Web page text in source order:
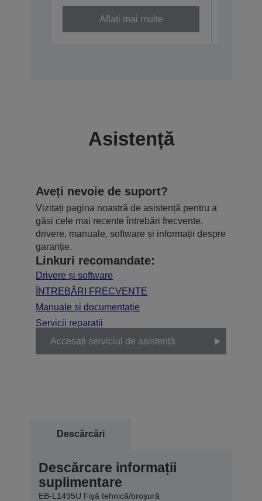
Aflați mai multe
Asistență
Aveți nevoie de suport?
Vizitați pagina noastră de asistență pentru a
găsi cele mai recente întrebări frecvente,
drivere, manuale, software și informații despre
garanție.
Linkuri recomandate:
Drivere și software
ÎNTREBĂRI FRECVENTE
Manuale și documentație
Servicii reparații
Accesați serviciul de asistență
Descărcări
Descărcare informații
suplimentare
EB-L1495U Fișă tehnică/broșură